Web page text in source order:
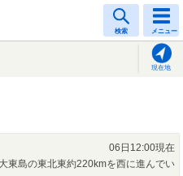
検索 メニュー
現在地
06日12:00現在
東島の東北東約220kmを西に進んでい